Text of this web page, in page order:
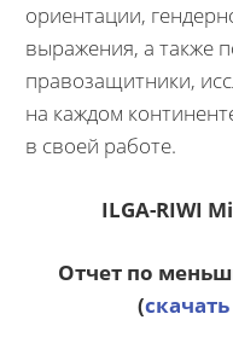
ориентации,
выражения, а также
правозащитники,
на каждом
в своей работе.
ILGA-RIWI
Отчет по
(